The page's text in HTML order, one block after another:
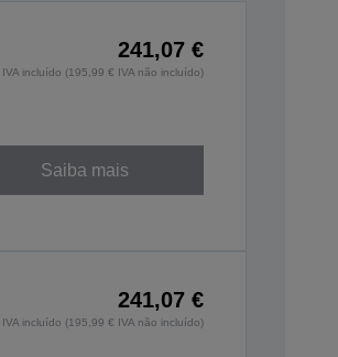
241,07 €
IVA incluído (195,99 € IVA não incluído)
Saiba mais
241,07 €
IVA incluído (195,99 € IVA não incluído)